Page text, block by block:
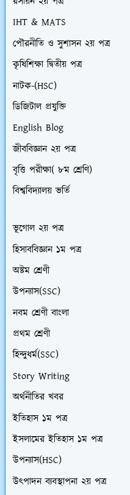
IHT & MATS
পৌরনীতি ও সুশাসন ২য় পত্র
কৃষিশিক্ষা দ্বিতীয় পত্র
নাটক-(HSC)
ডিজিটাল প্রযুক্তি
English Blog
জীববিজ্ঞান ২য় পত্র
বৃত্তি পরীক্ষা( ৮ম শ্রেণি)
বিশ্ববিদ্যালয় ভর্তি
ভূগোল ২য় পত্র
হিসাববিজ্ঞান ১ম পত্র
অষ্টম শ্রেণী
উপন্যাস(SSC)
নবম শ্রেণী বাংলা
প্রথম শ্রেণী
হিন্দুধর্ম(SSC)
Story Writing
অর্থনীতির খবর
ইতিহাস ১ম পত্র
ইসলামের ইতিহাস ১ম পত্র
উপন্যাস(HSC)
উৎপাদন ব্যবস্থাপনা ২য় পত্র